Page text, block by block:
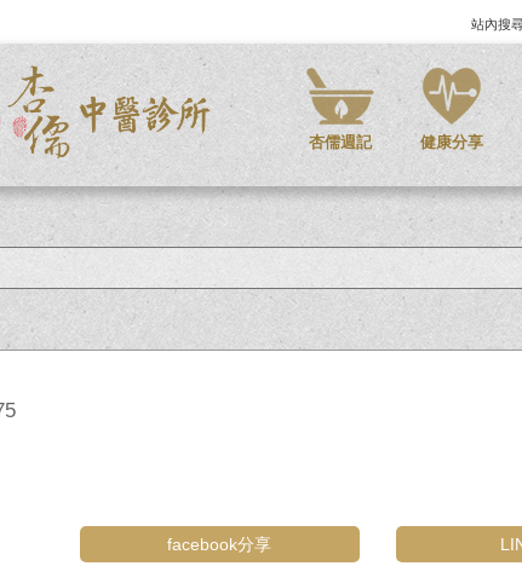
站內搜
杏儒週記 健康分享
facebook分享